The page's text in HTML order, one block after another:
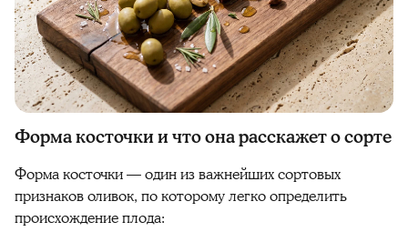
Форма косточки и что она расскажет о сорте
Форма косточки — один из важнейших сортовых
признаков оливок, по которому легко определить
происхождение плода: